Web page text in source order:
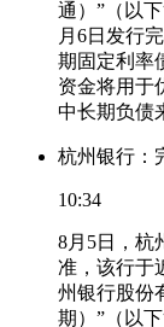
通）”（以
月6日发行
期固定利率
资金将用于
中长期负债
杭州银行：
10:34
8月5日，杭
准，该行于
州银行股份
期）”（以